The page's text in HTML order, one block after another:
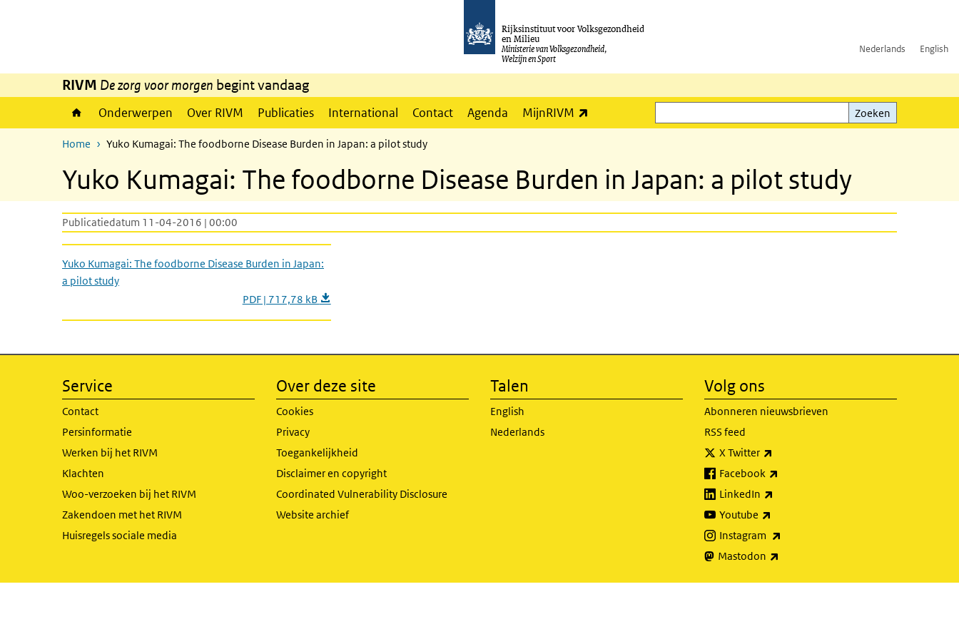
Rijksinstituut voor Volksgezondheid
en Milieu
Ministerie van Volksgezondheid,
Welzijn en Sport
Nederlands English
RIVM De zorg voor morgen begint vandaag
Onderwerpen Over RIVM Publicaties International Contact Agenda MijnRIVM
Zoeken
Zoeken
Home Yuko Kumagai: The foodborne Disease Burden in Japan: a pilot study
Yuko Kumagai: The foodborne Disease Burden in Japan: a pilot study
Publicatiedatum 11-04-2016 | 00:00
Yuko Kumagai: The foodborne Disease Burden in Japan:
a pilot study
PDF | 717,78 kB
Service
Contact
Persinformatie
Werken bij het RIVM
Klachten
Woo-verzoeken bij het RIVM
Zakendoen met het RIVM
Huisregels sociale media
Over deze site
Cookies
Privacy
Toegankelijkheid
Disclaimer en copyright
Coordinated Vulnerability Disclosure
Website archief
Talen
English
Nederlands
Volg ons
Abonneren nieuwsbrieven
RSS feed
X Twitter
Facebook
LinkedIn
Youtube
Instagram
Mastodon